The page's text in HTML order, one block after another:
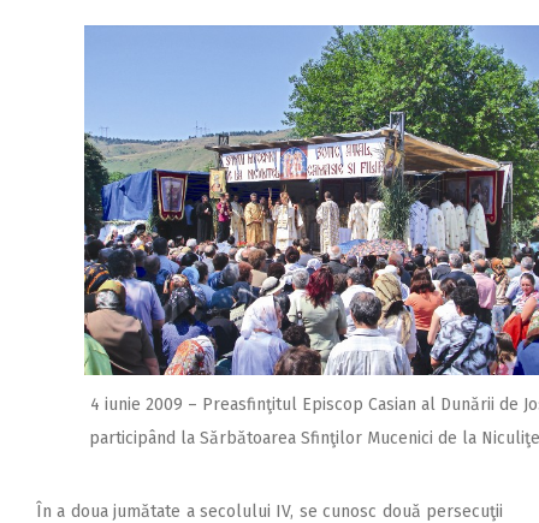
4 iunie 2009 – Preasfinţitul Episcop Casian al Dunării de
participând la Sărbătoarea Sfinţilor Mucenici de la
În a doua jumătate a secolului IV, se cunosc două persecuţii